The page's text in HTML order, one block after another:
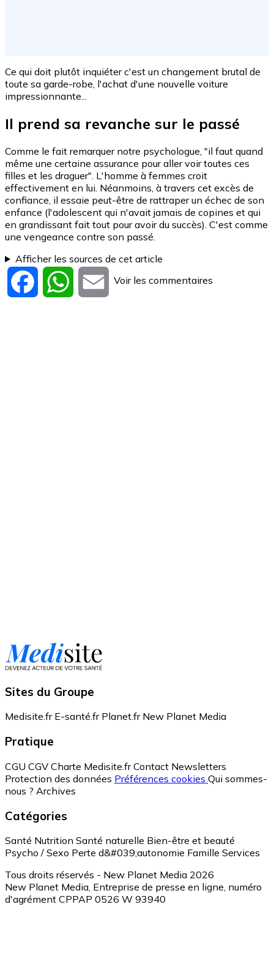
Ce qui doit plutôt inquiéter c'est un changement brutal de
toute sa garde-robe, l'achat d'une nouvelle voiture
impressionnante...
Il prend sa revanche sur le passé
Comme le fait remarquer notre psychologue, "il faut quand
même une certaine assurance pour aller voir toutes ces
filles et les draguer". L'homme à femmes croit
effectivement en lui. Néanmoins, à travers cet excès de
confiance, il essaie peut-être de rattraper un échec de son
enfance (l'adolescent qui n'avait jamais de copines et qui
en grandissant fait tout pour avoir du succès). C'est comme
une vengeance contre son passé.
Afficher les sources de cet article
Facebook WhatsApp
Email
Voir les commentaires
Sites du Groupe
Medisite.fr E-santé.fr Planet.fr New Planet Media
Pratique
CGU CGV Charte Medisite.fr Contact Newsletters
Protection des données Préférences cookies Qui sommes-
nous ? Archives
Catégories
Santé Nutrition Santé naturelle Bien-être et beauté
Psycho / Sexo Perte d&#039;autonomie Famille Services
Tous droits réservés - New Planet Media 2026
New Planet Media, Entreprise de presse en ligne, numéro
d'agrément CPPAP 0526 W 93940